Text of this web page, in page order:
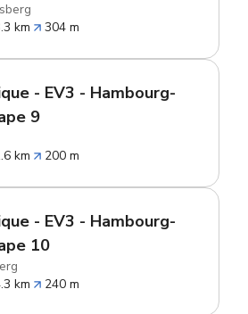
km 304 m
- EV3 - Hambourg-
9
km 200 m
- EV3 - Hambourg-
10
km 240 m